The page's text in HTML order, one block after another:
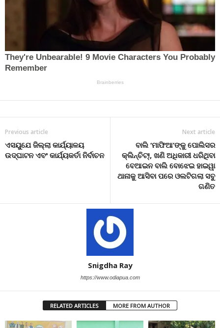
Previous article
ଏସୟୁଯେ ଜିଲ୍ଲା କାର୍ଯ୍ୟାଳୟ
ଉଦ୍ଘାଟନ ଏବଂ କାର୍ଯ୍ୟକର୍ତା ନିର୍ବାଚନ
Next article
ବାଲି ‘ମାଫିଆ’ଙ୍କୁ ପୋଲିସର
କ୍ଲିନ୍‌ଚିଟ୍‌!, ଖଣି ଅଧିକାରୀ ଧରିଥିବା
ବେଆଇନ ବାଲି ବୋଝେଇ ହାଇୱା
ଥାନାକୁ ଆସିବା ପରେ ଓଲଟିଗଲା ସବୁ
ଗଣିତ
Snigdha Ray
https://www.odiapua.com
RELATED ARTICLES MORE FROM AUTHOR